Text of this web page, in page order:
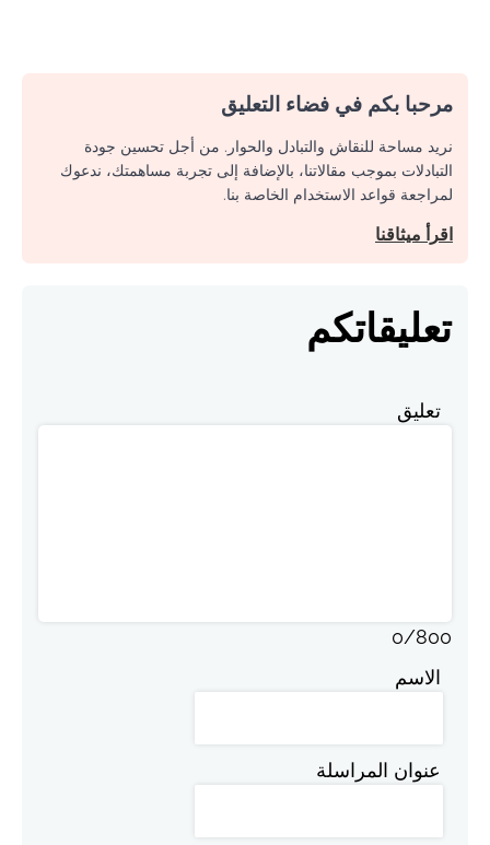
مرحبا بكم في فضاء التعليق
نريد مساحة للنقاش والتبادل والحوار. من أجل تحسين جودة
التبادلات بموجب مقالاتنا، بالإضافة إلى تجربة مساهمتك، ندعوك
لمراجعة قواعد الاستخدام الخاصة بنا.
اقرأ ميثاقنا
تعليقاتكم
تعليق
0/800
الاسم
عنوان المراسلة